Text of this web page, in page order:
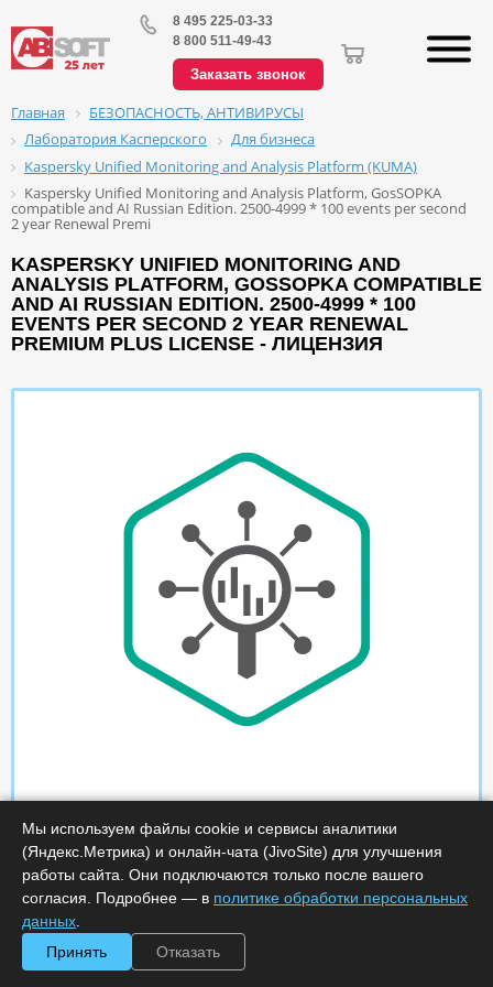
8 495 225-03-33
8 800 511-49-43
Заказать звонок
Главная
БЕЗОПАСНОСТЬ, АНТИВИРУСЫ
Лаборатория Касперского
Для бизнеса
Kaspersky Unified Monitoring and Analysis Platform (KUMA)
Kaspersky Unified Monitoring and Analysis Platform, GosSOPKA
compatible and AI Russian Edition. 2500-4999 * 100 events per second
2 year Renewal Premi
KASPERSKY UNIFIED MONITORING AND
ANALYSIS PLATFORM, GOSSOPKA COMPATIBLE
AND AI RUSSIAN EDITION. 2500-4999 * 100
EVENTS PER SECOND 2 YEAR RENEWAL
PREMIUM PLUS LICENSE - ЛИЦЕНЗИЯ
Мы используем файлы cookie и сервисы аналитики
(Яндекс.Метрика) и онлайн-чата (JivoSite) для улучшения
работы сайта. Они подключаются только после вашего
согласия. Подробнее — в политике обработки персональных
данных
Принять
Отказать